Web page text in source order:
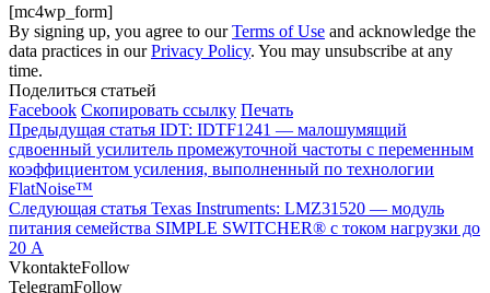
[mc4wp_form]
By signing up, you agree to ourTerms of Use and acknowledge the
data practices in ourPrivacy Policy. You may unsubscribe at any
time.
Поделиться статьей
Facebook Скопировать ссылку Печать
Предыдущая статья IDT: IDTF1241 — малошумящий
сдвоенный усилитель промежуточной частоты с переменным
коэффициентом усиления, выполненный по технологии
FlatNoise™
Следующая статья Texas Instruments: LMZ31520 — модуль
питания семейства SIMPLE SWITCHER® с током нагрузки до
20 А
VkontakteFollow
TelegramFollow